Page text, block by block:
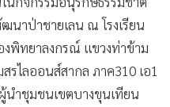
นาป่าชายเลน ณ โรงเรียน
พิทยาลงกรณ์ แขวงท่าข้าม
รไลออนส์สากล ภาค310 เอ1
นำชุมชนเขตบางขุนเทียน